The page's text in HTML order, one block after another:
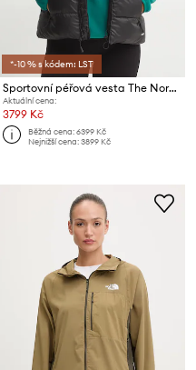
*-10 % s kódem: LST
Sportovní péřová vesta The North Face Diablo 2.0
Aktuální cena:
3799 Kč
Běžná cena:6399 Kč
Nejnižší cena:3899 Kč